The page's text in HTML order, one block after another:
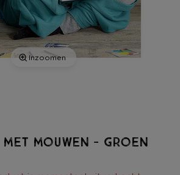
Inzoomen
met mouwen - groen